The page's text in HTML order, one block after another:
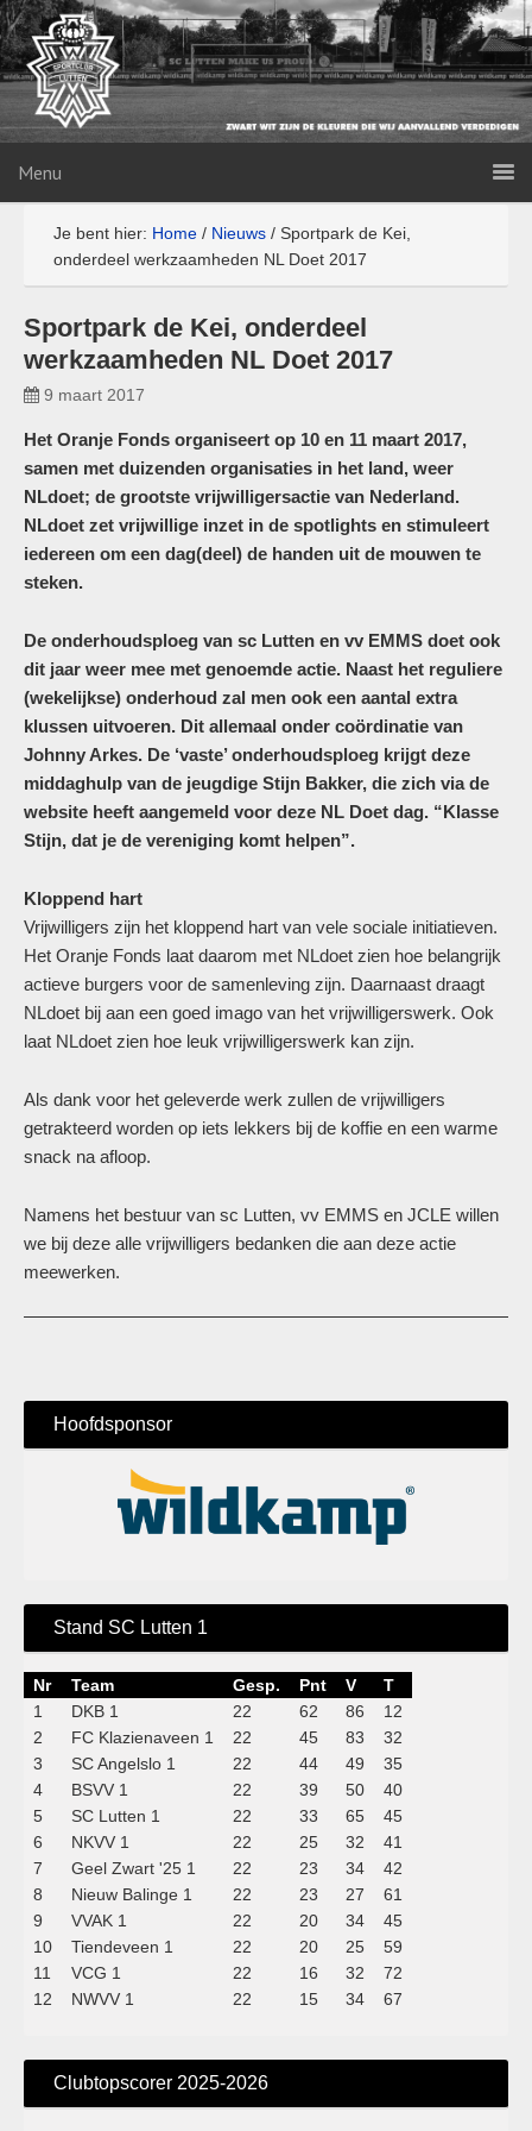
Menu
Je bent hier: Home / Nieuws / Sportpark de Kei,
onderdeel werkzaamheden NL Doet 2017
Sportpark de Kei, onderdeel
werkzaamheden NL Doet 2017
9 maart 2017
Het Oranje Fonds organiseert op 10 en 11 maart 2017,
samen met duizenden organisaties in het land, weer
NLdoet; de grootste vrijwilligersactie van Nederland.
NLdoet zet vrijwillige inzet in de spotlights en stimuleert
iedereen om een dag(deel) de handen uit de mouwen te
steken.
De onderhoudsploeg van sc Lutten en vv EMMS doet ook
dit jaar weer mee met genoemde actie. Naast het reguliere
(wekelijkse) onderhoud zal men ook een aantal extra
klussen uitvoeren. Dit allemaal onder coördinatie van
Johnny Arkes. De ‘vaste’ onderhoudsploeg krijgt deze
middaghulp van de jeugdige Stijn Bakker, die zich via de
website heeft aangemeld voor deze NL Doet dag. “Klasse
Stijn, dat je de vereniging komt helpen”.
Kloppend hart
Vrijwilligers zijn het kloppend hart van vele sociale initiatieven.
Het Oranje Fonds laat daarom met NLdoet zien hoe belangrijk
actieve burgers voor de samenleving zijn. Daarnaast draagt
NLdoet bij aan een goed imago van het vrijwilligerswerk. Ook
laat NLdoet zien hoe leuk vrijwilligerswerk kan zijn.
Als dank voor het geleverde werk zullen de vrijwilligers
getrakteerd worden op iets lekkers bij de koffie en een warme
snack na afloop.
Namens het bestuur van sc Lutten, vv EMMS en JCLE willen
we bij deze alle vrijwilligers bedanken die aan deze actie
meewerken.
Hoofdsponsor
Stand SC Lutten 1
Nr Team Gesp. Pnt V
T
1
DKB 1 22 62 86
12
2
FC Klazienaveen 1 22 45 83
32
3
SC Angelslo 1 22 44 49
35
4
BSVV 1 22 39 50
40
5
SC Lutten 1 22 33 65
45
6
NKVV 1 22 25 32
41
7
Geel Zwart '25 1 22 23 34
42
8
Nieuw Balinge 1 22 23 27
61
9
VVAK 1 22 20 34
45
10
Tiendeveen 1 22 20 25
59
11
VCG 1 22 16 32
72
12
NWVV 1 22 15 34 67
Clubtopscorer 2025-2026